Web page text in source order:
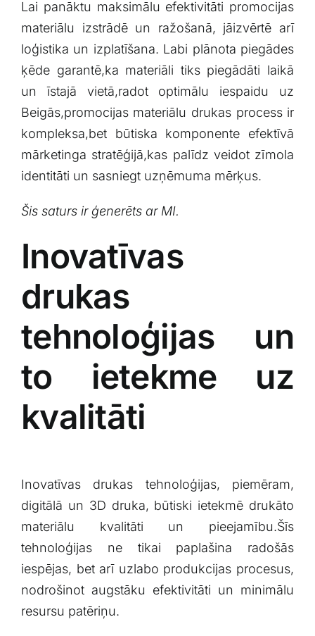
Lai ⁤panāktu maksimālu efektivitāti⁤ promocijas⁢
materiālu izstrādē un ​ražošanā,​ jāizvērtē arī
loģistika un izplatīšana. Labi plānota‍ piegādes
ķēde garantē,ka ⁤materiāli tiks piegādāti laikā
un īstajā vietā,radot optimālu iespaidu uz‍
Beigās,promocijas materiālu drukas process ir‌
kompleksa,bet ‍būtiska komponente efektīvā
mārketinga stratēģijā,kas⁣ palīdz veidot zīmola
identitāti un sasniegt uzņēmuma mērķus.
Šis saturs ir ģenerēts ⁣ar ‍MI.
Inovatīvas
drukas
tehnoloģijas ​un
to ietekme uz
kvalitāti
Inovatīvas drukas tehnoloģijas,‌ piemēram,
digitālā un 3D druka, būtiski ietekmē drukāto
materiālu kvalitāti un pieejamību.Šīs‌
tehnoloģijas ⁤ne tikai paplašina radošās
iespējas, bet arī uzlabo produkcijas procesus,
nodrošinot ⁢augstāku efektivitāti un minimālu
resursu patēriņu.